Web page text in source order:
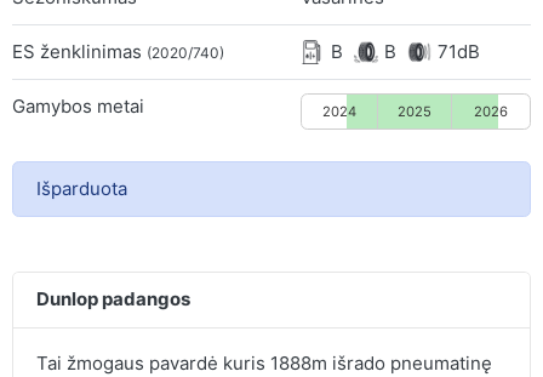
ES ženklinimas (2020/740) B B 71dB
Gamybos metai 2024 2025 2026
Išparduota
Dunlop padangos
Tai žmogaus pavardė kuris 1888m išrado pneumatinę